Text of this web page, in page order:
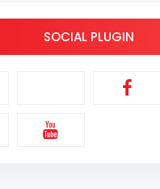
SOCIAL PLUGIN